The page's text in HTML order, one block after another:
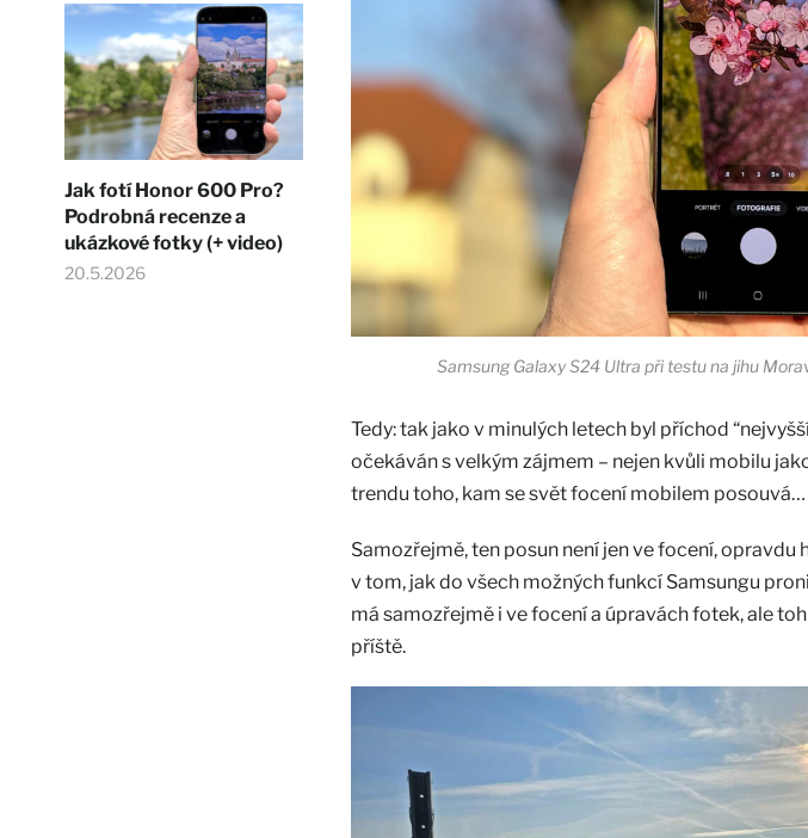
Jak fotí Honor 600 Pro?
Podrobná recenze a
ukázkové fotky (+ video)
20.5.2026
Samsung Galaxy S24 Ultra při testu na jihu
Tedy: tak jako v minulých letech byl příchod
očekáván s velkým zájmem – nejen kvůli mobilu
trendu toho, kam se svět focení mobilem posouvá…
Samozřejmě, ten posun není jen ve focení, opravdu
v tom, jak do všech možných funkcí Samsungu
má samozřejmě i ve focení a úpravách fotek, ale
příště.